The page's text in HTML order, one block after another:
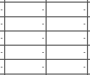
- -
-
- -
-
- -
-
- -
-
- -
-